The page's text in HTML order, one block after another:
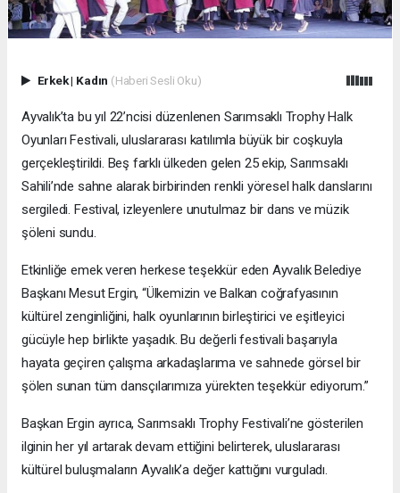
Erkek| Kadın (Haberi Sesli Oku)
Ayvalık’ta bu yıl 22’ncisi düzenlenen Sarımsaklı Trophy Halk
Oyunları Festivali, uluslararası katılımla büyük bir coşkuyla
gerçekleştirildi. Beş farklı ülkeden gelen 25 ekip, Sarımsaklı
Sahili’nde sahne alarak birbirinden renkli yöresel halk danslarını
sergiledi. Festival, izleyenlere unutulmaz bir dans ve müzik
şöleni sundu.
Etkinliğe emek veren herkese teşekkür eden Ayvalık Belediye
Başkanı Mesut Ergin, “Ülkemizin ve Balkan coğrafyasının
kültürel zenginliğini, halk oyunlarının birleştirici ve eşitleyici
gücüyle hep birlikte yaşadık. Bu değerli festivali başarıyla
hayata geçiren çalışma arkadaşlarıma ve sahnede görsel bir
şölen sunan tüm dansçılarımıza yürekten teşekkür ediyorum.”
Başkan Ergin ayrıca, Sarımsaklı Trophy Festivali’ne gösterilen
ilginin her yıl artarak devam ettiğini belirterek, uluslararası
kültürel buluşmaların Ayvalık’a değer kattığını vurguladı.